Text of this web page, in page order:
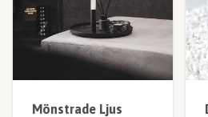
Mönstrade Ljus